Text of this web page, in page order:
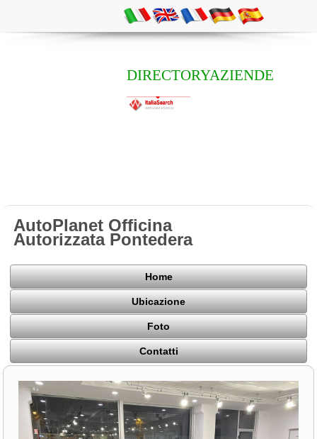
DIRECTORYAZIENDE
AutoPlanet Officina
Autorizzata Pontedera
Home
Ubicazione
Foto
Contatti